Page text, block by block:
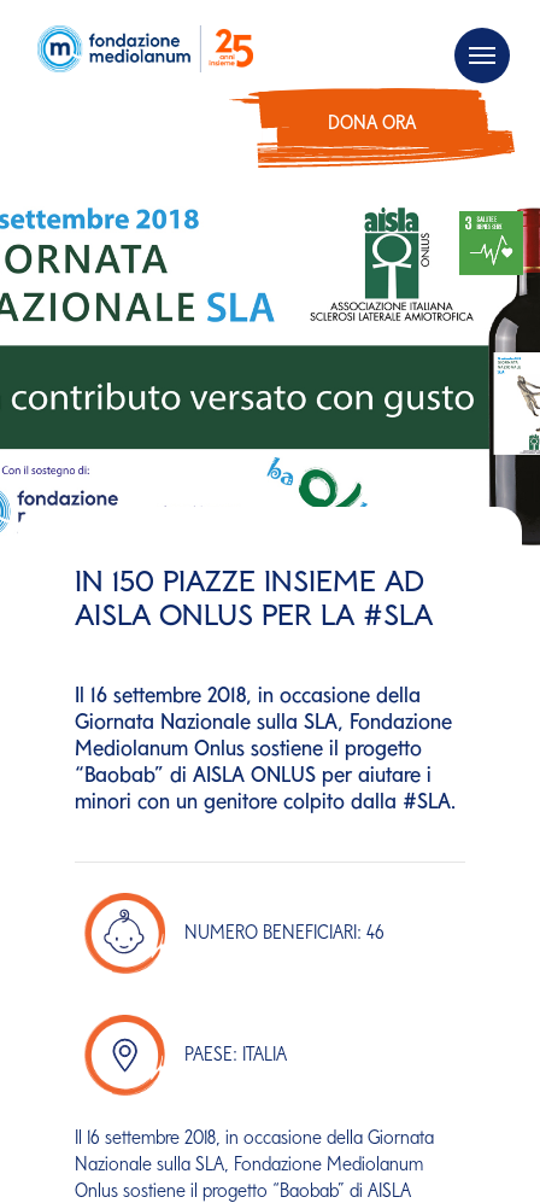
DONA ORA
IN 150 PIAZZE INSIEME AD
AISLA ONLUS PER LA #SLA
Il 16 settembre 2018, in occasione della
Giornata Nazionale sulla SLA, Fondazione
Mediolanum Onlus sostiene il progetto
“Baobab” di AISLA ONLUS per aiutare i
minori con un genitore colpito dalla #SLA.
NUMERO BENEFICIARI: 46
PAESE: ITALIA
Il 16 settembre 2018, in occasione della Giornata
Nazionale sulla SLA, Fondazione Mediolanum
Onlus sostiene il progetto “Baobab” di AISLA